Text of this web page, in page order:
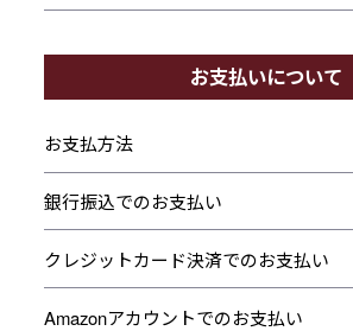
お支払いについて
お支払方法
銀行振込でのお支払い
クレジットカード決済でのお支払い
Amazonアカウントでのお支払い